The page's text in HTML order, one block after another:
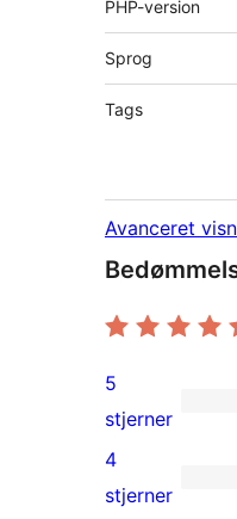
PHP-version
Sprog
Tags
Avanceret
5
5-
stjernet
5
stjerner
0
4
stjerner